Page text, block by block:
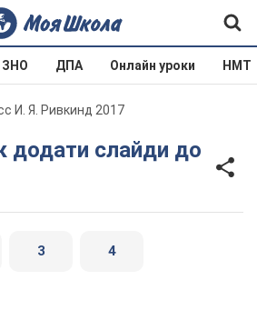
ЗНО ДПА Онлайн уроки НМТ
И. Я. Ривкинд 2017
3 4